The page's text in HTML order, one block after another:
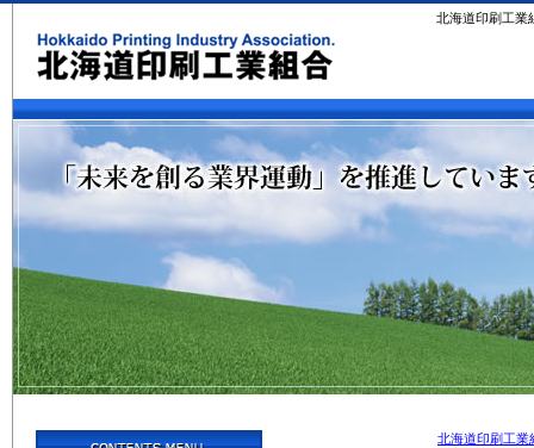
北海道印刷工業
北海道印刷工業